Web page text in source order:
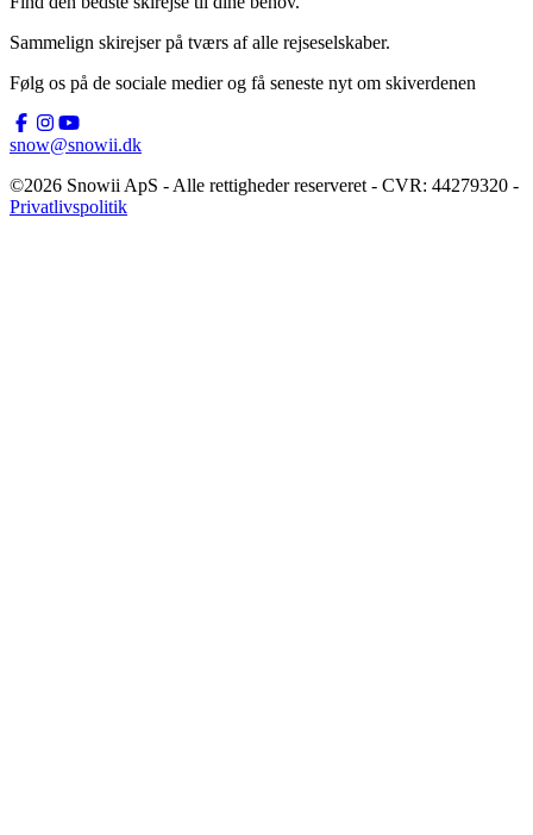
Sammelign skirejser på tværs af alle rejseselskaber.
Følg os på de sociale medier og få seneste nyt om skiverdenen
snow@snowii.dk
©2026 Snowii ApS - Alle rettigheder reserveret - CVR: 44279320 -
Privatlivspolitik